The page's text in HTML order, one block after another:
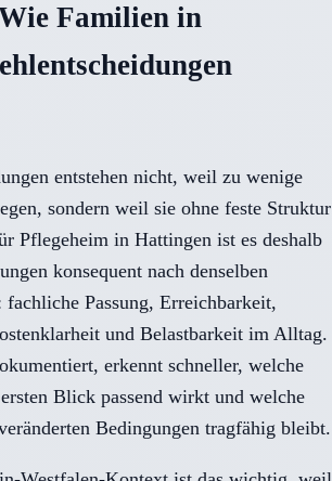
Familien in
entstehen nicht, weil zu wenige
sondern weil sie ohne feste Struktur
Pflegeheim in Hattingen ist es deshalb
konsequent nach denselben
Passung, Erreichbarkeit,
und Belastbarkeit im Alltag.
erkennt schneller, welche
Blick passend wirkt und welche
Bedingungen tragfähig bleibt.